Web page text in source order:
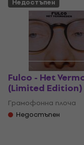
Недостъпен
Fulco - Het
(Limited Edition)
Грамофонна плоча
Недостъпен